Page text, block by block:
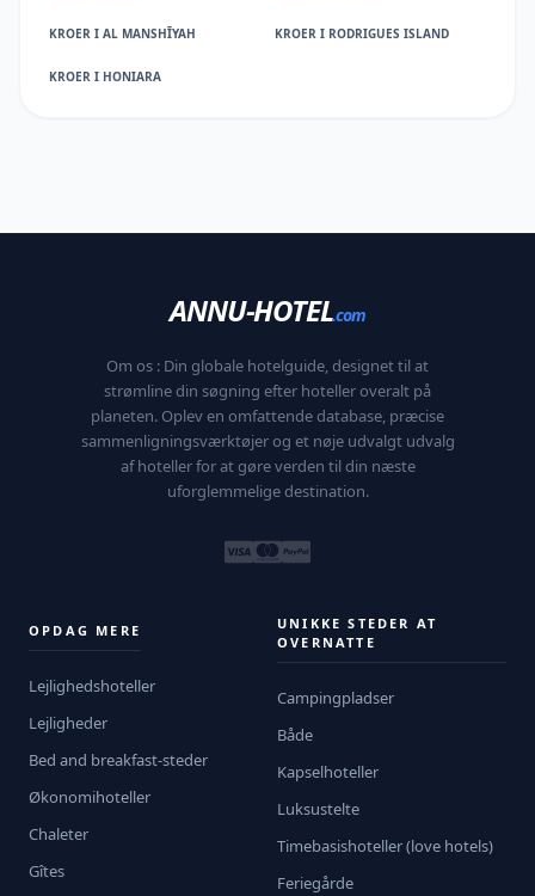
KROER I AL MANSHĪYAH KROER I RODRIGUES ISLAND
KROER I HONIARA
ANNU-HOTEL.com
Om os : Din globale hotelguide, designet til at
strømline din søgning efter hoteller overalt på
planeten. Oplev en omfattende database, præcise
sammenligningsværktøjer og et nøje udvalgt udvalg
af hoteller for at gøre verden til din næste
uforglemmelige destination.
OPDAG MERE
Lejlighedshoteller
Lejligheder
Bed and breakfast-steder
Økonomihoteller
Chaleter
Gîtes
UNIKKE STEDER AT
OVERNATTE
Campingpladser
Både
Kapselhoteller
Luksustelte
Timebasishoteller (love hotels)
Feriegårde